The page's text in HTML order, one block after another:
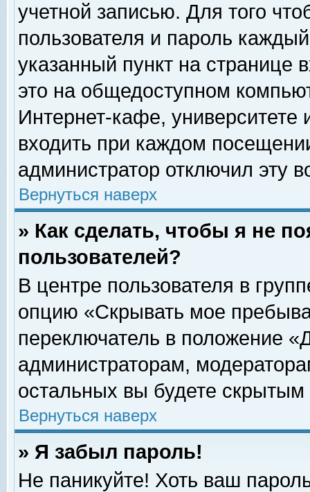
учетной записью. Для того
пользователя и пароль
указанный пункт на
это на общедоступном
Интернет-кафе, университете
входить при каждом
администратор отключил эту
Вернуться наверх
» Как сделать, чтобы я не
пользователей?
В центре пользователя в
опцию «Скрывать мое
переключатель в положение
администраторам,
остальных вы будете скрытым
Вернуться наверх
» Я забыл пароль!
Не паникуйте! Хоть ваш